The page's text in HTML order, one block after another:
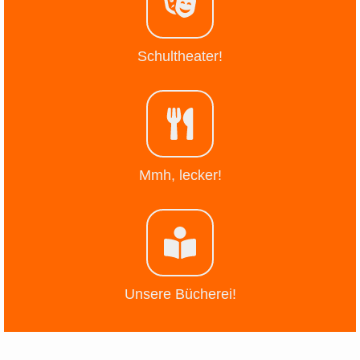
Schultheater!
Mmh, lecker!
Unsere Bücherei!